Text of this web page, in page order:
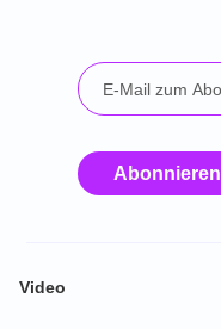
Abonnieren
Video